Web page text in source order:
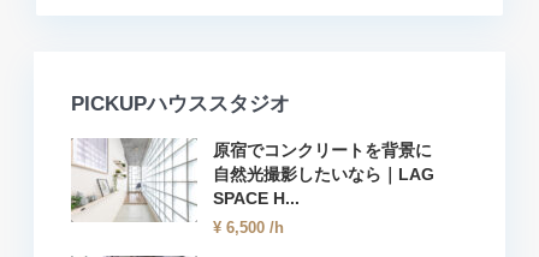
PICKUPハウススタジオ
原宿でコンクリートを背景に
自然光撮影したいなら｜LAG
SPACE H...
¥ 6,500 /h